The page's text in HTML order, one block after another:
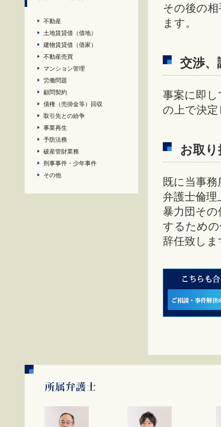
不動産
土地賃貸借（借地）
建物賃貸借（借家）
不動産売買
マンション管理
労働問題
顧問契約
債権（売掛金等）回収
取引先との紛争
事業再生
予防法務
破産管財業務
刑事事件・少年事件
その他
その後の
ます。
交渉、
事案に即
の上で決
お取
既に当事
弁護士倫
暴力団そ
するため
辞任致しま